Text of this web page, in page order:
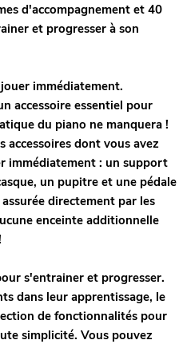
d'accompagnement et 40
et progresser à son
immédiatement.
accessoire essentiel pour
du piano ne manquera !
accessoires dont vous avez
immédiatement : un support
un pupitre et une pédale
directement par les
enceinte additionnelle
s'entrainer et progresser.
dans leur apprentissage, le
de fonctionnalités pour
simplicité. Vous pouvez